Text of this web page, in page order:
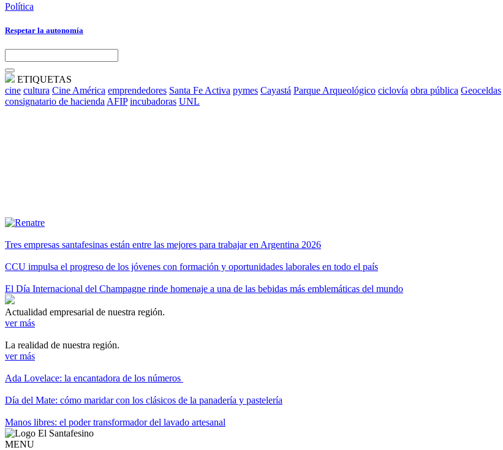
Política
Respetar la autonomía
ETIQUETAS
cine cultura Cine América emprendedores Santa Fe Activa pymes Cayastá Parque Arqueológico ciclovía obra pública Geoceldas
consignatario de hacienda AFIP incubadoras UNL
Tres empresas santafesinas están entre las mejores para trabajar en Argentina 2026
CCU impulsa el progreso de los jóvenes con formación y oportunidades laborales en todo el país
El Día Internacional del Champagne rinde homenaje a una de las bebidas más emblemáticas del mundo
Actualidad empresarial de nuestra región.
ver más
La realidad de nuestra región.
ver más
Ada Lovelace: la encantadora de los números
Día del Mate: cómo maridar con los clásicos de la panadería y pastelería
Manos libres: el poder transformador del lavado artesanal
MENU